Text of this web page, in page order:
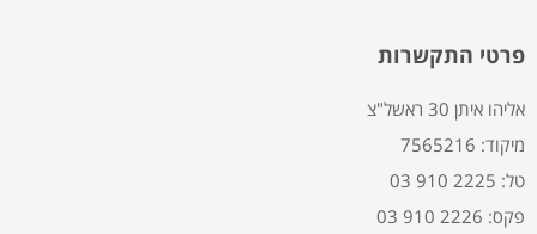
פרטי התקשרות
אליהו איתן 30 ראשל"צ
7565216 :מיקוד
03 910 2225 :טל
03 910 2226 :פקס